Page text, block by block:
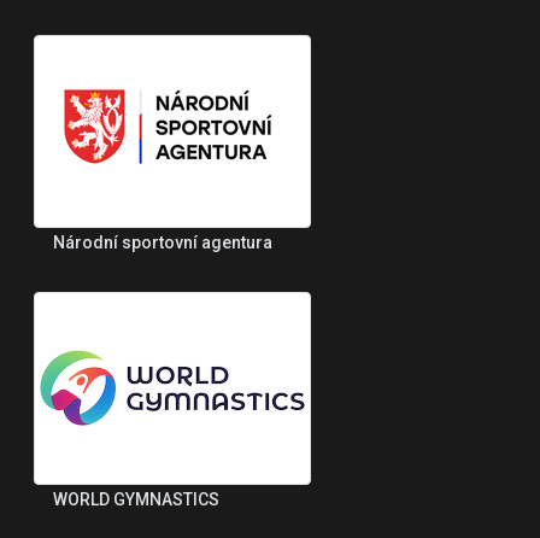
Národní sportovní agentura
WORLD GYMNASTICS